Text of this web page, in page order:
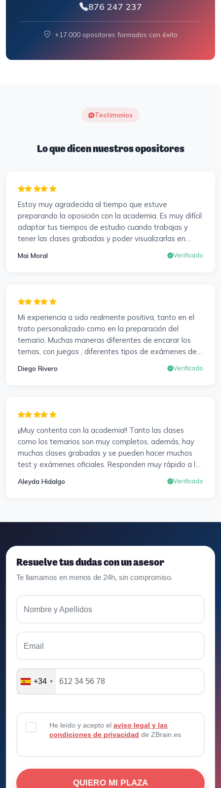
876 247 237
+17.000 opositores formados con éxito
Testimonios
Lo que dicen nuestros opositores
Estoy muy agradecida al tiempo que estuve
preparando la oposición con la academia. Es muy difícil
adaptar tus tiempos de estudio cuando trabajas y
tener las clases grabadas y poder visualizarlas en
cualquier momento y las veces que sea necesario, se
agradece mucho. Sabemos que el trabajo de estudio
resolver dudas, se agradece. Incluso se ofrecieron a
ayudarme a buscar impugnaciones de preguntas del
examen para subir nota. Gracias Vanesa y Pablo.
Mai Moral Verificado
Mi experiencia a sido realmente positiva, tanto en el
trato personalizado como en la preparación del
temario. Muchas maneras diferentes de encarar los
temas, con juegos , diferentes tipos de exámenes de
preparación y un temario muy al día. Una experiencia
muy positiva en todos los sentidos.
Diego Rivero Verificado
¡¡Muy contenta con la academia!! Tanto las clases
como los temarios son muy completos, además, hay
muchas clases grabadas y se pueden hacer muchos
test y exámenes oficiales. Responden muy rápido a los
correros y cada pocos días hay seminarios. Lo vuelvo a
decir, ¡¡Muy Contenta!!
Aleyda Hidalgo Verificado
Resuelve tus dudas con un asesor
Te llamamos en menos de 24h, sin compromiso.
Nombre y Apellidos
Email
+34
He leído y acepto elaviso legal y las
condiciones de privacidad de ZBrain.es
QUIERO MI PLAZA